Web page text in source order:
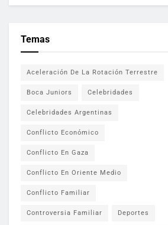
Temas
Aceleración De La Rotación Terrestre
Boca Juniors Celebridades
Celebridades Argentinas
Conflicto Económico
Conflicto En Gaza
Conflicto En Oriente Medio
Conflicto Familiar
Controversia Familiar Deportes